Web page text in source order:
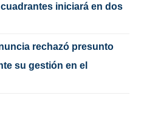
iniciará en dos
rechazó presunto
su gestión en el